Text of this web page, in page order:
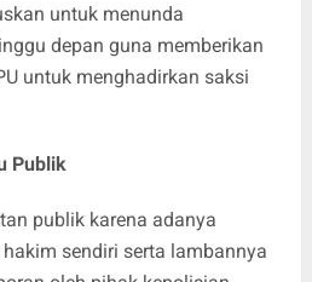
untuk menunda
depan guna memberikan
untuk menghadirkan saksi
Publik
publik karena adanya
sendiri serta lambannya